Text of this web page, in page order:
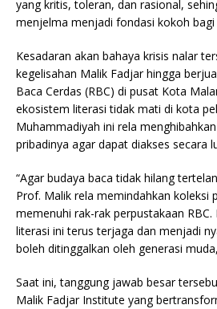
yang kritis, toleran, dan rasional,
menjelma menjadi fondasi kokoh bagi
Kesadaran akan bahaya krisis nalar
kegelisahan Malik Fadjar hingga
Baca Cerdas (RBC) di pusat Kota
ekosistem literasi tidak mati di kota
Muhammadiyah ini rela
pribadinya agar dapat diakses secara
“Agar budaya baca tidak hilang
Prof. Malik rela memindahkan koleksi
memenuhi rak-rak perpustakaan
literasi ini terus terjaga dan menjadi
boleh ditinggalkan oleh generasi
Saat ini, tanggung jawab besar
Malik Fadjar Institute yang